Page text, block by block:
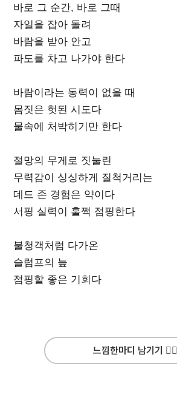
바로 그 순간, 바로 그때
자일을 잡아 돌려
바람을 받아 안고
파도를 차고 나가야 한다
바람이라는 동력이 없을 때
몸짓은 헛된 시도다
물속에 처박히기만 한다
절망의 무게로 짓눌린
무력감이 싱싱하게 질척거리는
데드 존 경험은 약이다
서핑 실력이 훌쩍 점핑한다
불청객처럼 다가온
슬럼프의 늪
점핑할 좋은 기회다
느낌한마디 남기기 ✍🏻